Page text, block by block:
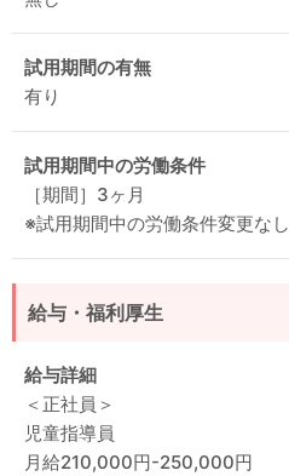
試用期間の有無
有り
試用期間中の労働条件
［期間］3ヶ月
※試用期間中の労働条件変更なし
給与・福利厚生
給与詳細
＜正社員＞
児童指導員
月給210,000円-250,000円